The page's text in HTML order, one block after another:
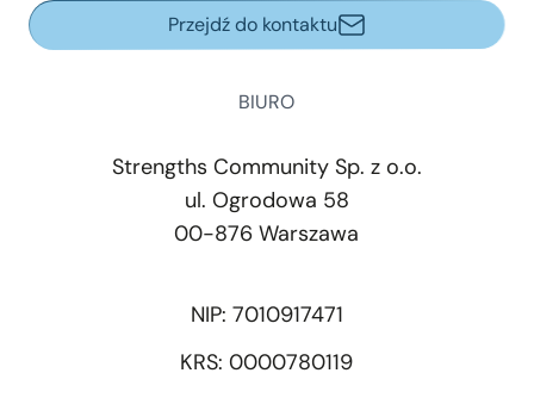
Przejdź do kontaktu
BIURO
Strengths Community Sp. z o.o.
ul. Ogrodowa 58
00-876 Warszawa
NIP: 7010917471
KRS: 0000780119